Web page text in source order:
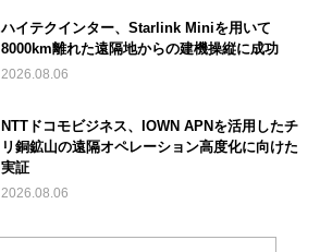
ハイテクインター、Starlink Miniを用いて
8000km離れた遠隔地からの建機操縦に成功
2026.08.06
NTTドコモビジネス、IOWN APNを活用したチ
リ銅鉱山の遠隔オペレーション高度化に向けた
実証
2026.08.06